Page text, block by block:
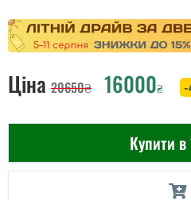
Ціна 20650₴ 16000₴
Купити в